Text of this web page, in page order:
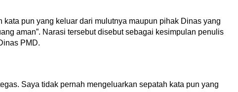
kata pun yang keluar dari mulutnya maupun pihak Dinas yang
aman”. Narasi tersebut disebut sebagai kesimpulan penulis
PMD.
Saya tidak pernah mengeluarkan sepatah kata pun yang